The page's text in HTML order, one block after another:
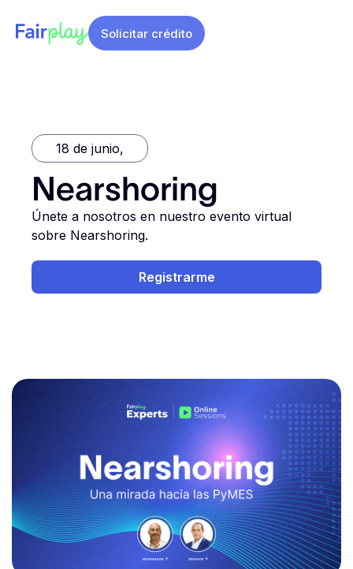
Solicitar crédito
18 de junio,
Nearshoring
Únete a nosotros en nuestro evento virtual
sobre Nearshoring.
Registrarme